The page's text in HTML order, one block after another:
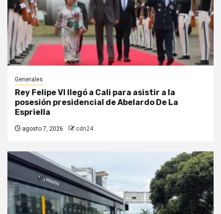
Generales
Rey Felipe VI llegó a Cali para asistir a la
posesión presidencial de Abelardo De La
Espriella
agosto 7, 2026 cdn24